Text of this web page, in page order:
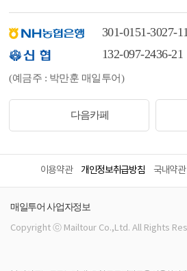
301-0151-3027-11
132-097-2436-21
(예금주 : 박만훈 매일투어)
다음카페
이용약관 개인정보취급방침 국내약관
매일투어 사업자정보
Copyright ⓒ Mailtour Co.,Ltd. All Rights